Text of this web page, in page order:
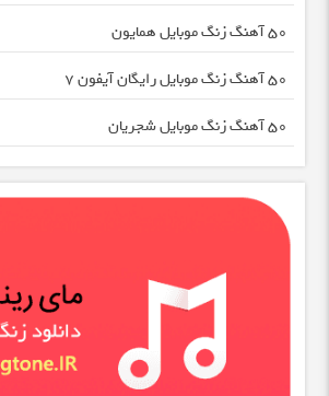
50 آهنگ زنگ موبایل همایون
50 آهنگ زنگ موبایل رایگان آیفون 7
50 آهنگ زنگ موبایل شجریان